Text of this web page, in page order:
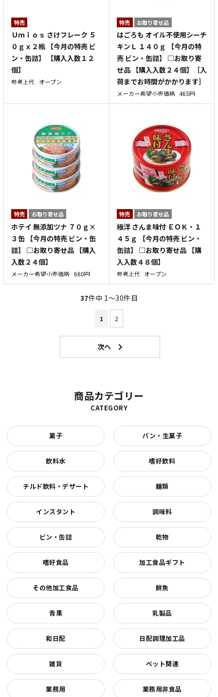
特売
Ｕｍｉｏｓ さけフレーク ５
０ｇｘ２瓶 【今月の特売 ビ
ン・缶詰】 【購入入数１２
個】
参考上代 オープン
特売 お取り寄せ品
はごろも オイル不使用シーチ
キンＬ １４０ｇ 【今月の特
売 ビン・缶詰】 □お取り寄
せ品 【購入入数２４個】［入
荷までお時間がかかります］
メーカー希望小売価格 465円
特売 お取り寄せ品
ホテイ 無添加ツナ ７０ｇ×
３缶 【今月の特売 ビン・缶
詰】 □お取り寄せ品 【購入
入数２４個】
メーカー希望小売価格 660円
特売 お取り寄せ品
極洋 さんま味付 ＥＯＫ・１
４５ｇ 【今月の特売 ビン・
缶詰】 □お取り寄せ品 【購
入入数４８個】
参考上代 オープン
37件中 1〜30件目
1 2
商品カテゴリー
CATEGORY
菓子 パン・生菓子
飲料水 嗜好飲料
チルド飲料・デザート 麺類
インスタント 調味料
ビン・缶詰 乾物
嗜好食品 加工食品ギフト
その他加工食品 鮮魚
青果 乳製品
和日配 日配調理加工品
雑貨 ペット関連
業務用 業務用非食品